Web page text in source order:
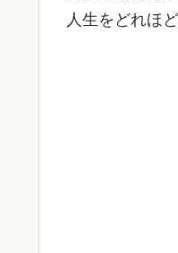
人生をどれほ